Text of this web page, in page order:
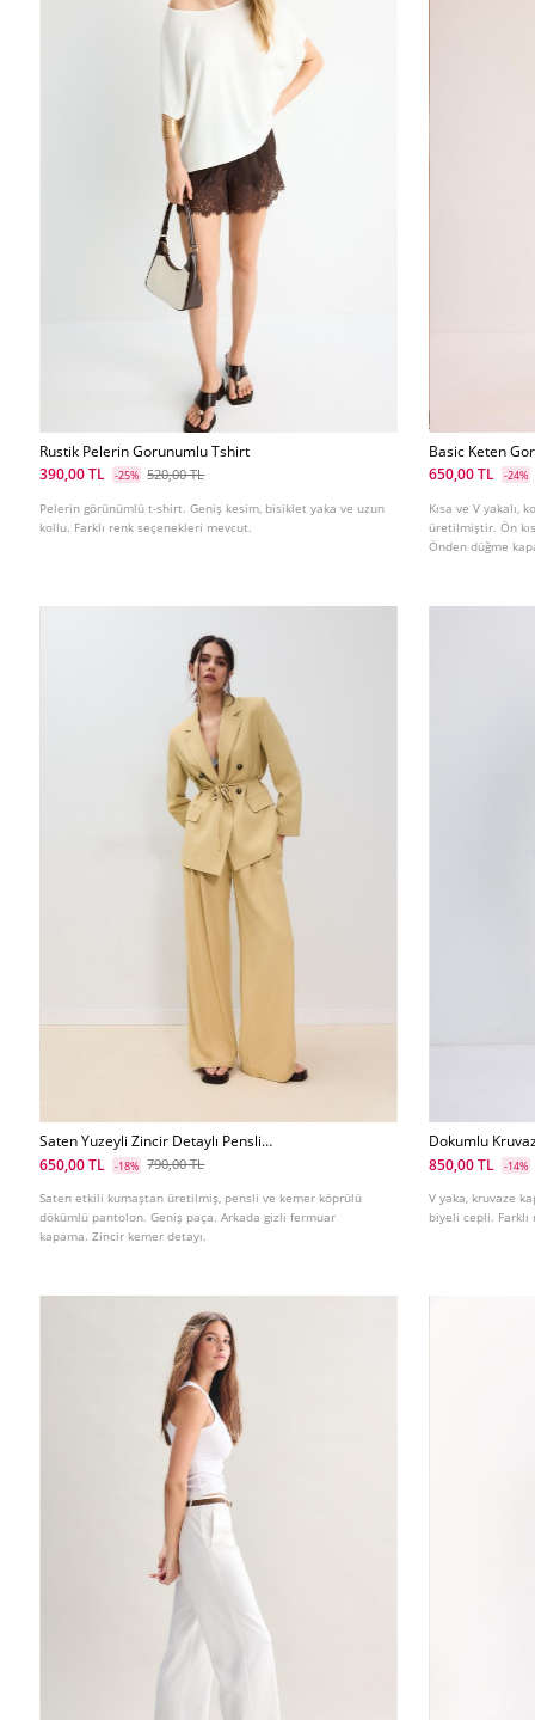
Rustik Pelerin Gorunumlu Tshirt
390,00 TL
-25% 520,00 TL
Pelerin görünümlü t-shirt. Geniş kesim, bisiklet yaka ve uzun
kollu. Farklı renk seçenekleri mevcut.
Basic Keten
650,00 TL
-24%
Kısa ve V yakalı,
üretilmiştir. Ön
Önden düğme
Saten Yuzeyli Zincir Detaylı Pensli
Pantolon
650,00 TL -18% 790,00 TL
Saten etkili kumaştan üretilmiş, pensli ve kemer köprülü
dökümlü pantolon. Geniş paça. Arkada gizli fermuar
kapama. Zincir kemer detayı.
Dokumlu
850,00 TL
-14%
V yaka, kruvaze
biyeli cepli.